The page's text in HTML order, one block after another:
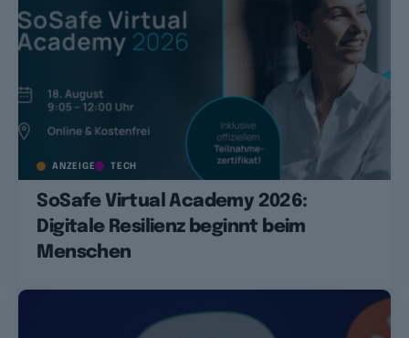
ANZEIGE TECH
SoSafe Virtual Academy 2026:
Digitale Resilienz beginnt beim
Menschen